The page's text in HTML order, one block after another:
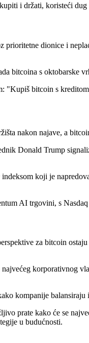
i držati, koristeći
dionice i
bitcoina s oktobarske
bitcoin s
nakon najave, a
Donald Trump
koji je
AI trgovini, s
za bitcoin
korporativnog
kompanije
prate kako će se
u budućnosti.